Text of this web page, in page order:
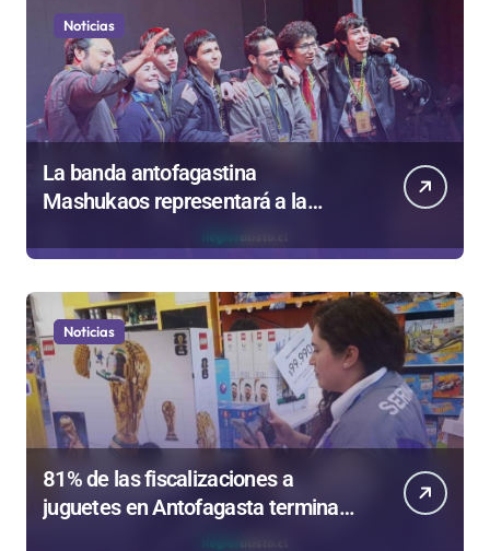
Noticias
La banda antofagastina
Mashukaos representará a la
de Valparaíso
Noticias
81% de las fiscalizaciones a
juguetes en Antofagasta termina
en sumarios sanitarios